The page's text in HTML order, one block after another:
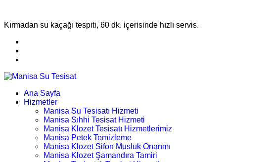
Kırmadan su kaçağı tespiti, 60 dk. içerisinde hızlı servis.
Ana Sayfa
Hizmetler
Manisa Su Tesisatı Hizmeti
Manisa Sıhhi Tesisat Hizmeti
Manisa Klozet Tesisatı Hizmetlerimiz
Manisa Petek Temizleme
Manisa Klozet Sifon Musluk Onarımı
Manisa Klozet Şamandıra Tamiri